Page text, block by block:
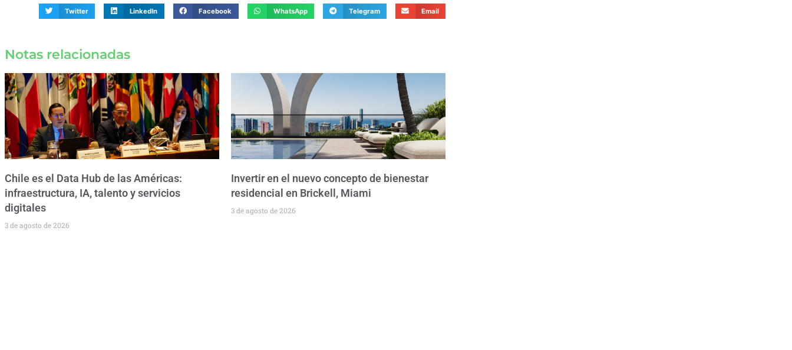
Twitter LinkedIn Facebook WhatsApp Telegram Email
Notas relacionadas
Chile es el Data Hub de las Américas:
infraestructura, IA, talento y servicios
digitales
3 de agosto de 2026
Invertir en el nuevo concepto de bienestar
residencial en Brickell, Miami
3 de agosto de 2026